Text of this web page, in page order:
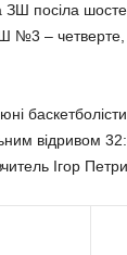
ЗШ посіла
№3 –
відривом
Ігор